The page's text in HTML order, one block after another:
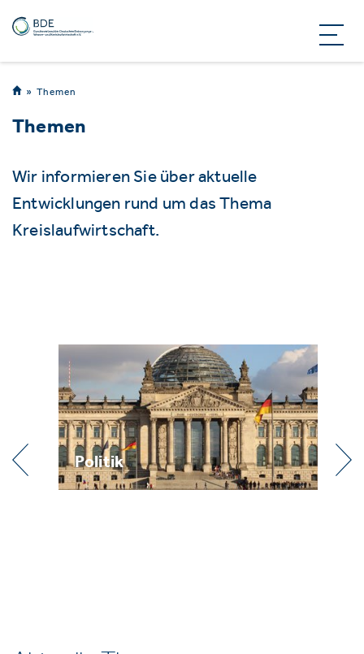
Themen
Themen
Wir informieren Sie über aktuelle
Entwicklungen rund um das Thema
Kreislaufwirtschaft.
Praxis